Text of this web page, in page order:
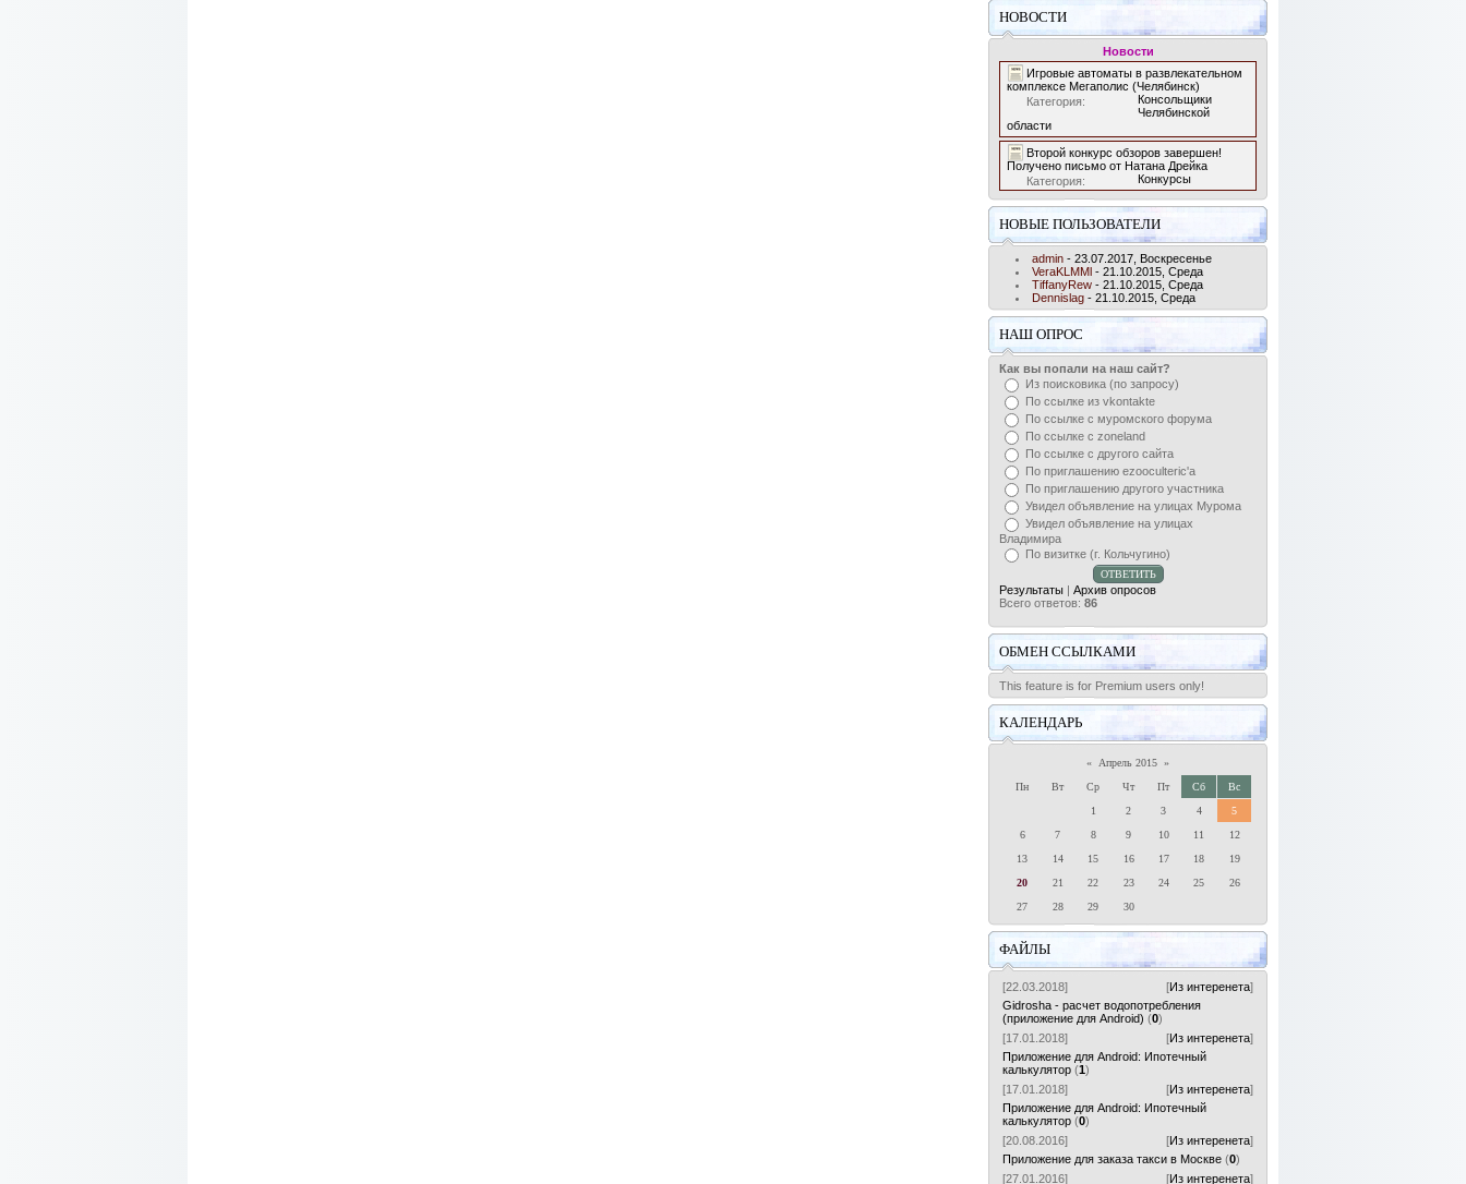
НОВОСТИ
Новости
Игровые автоматы в развлекательном
комплексе Мегаполис (Челябинск)
Категория:
Консольщики
Челябинской
области
Второй конкурс обзоров завершен!
Получено письмо от Натана Дрейка
Категория:
Конкурсы
НОВЫЕ ПОЛЬЗОВАТЕЛИ
admin - 23.07.2017, Воскресенье
VeraKLMMl - 21.10.2015, Среда
TiffanyRew - 21.10.2015, Среда
Dennislag - 21.10.2015, Среда
НАШ ОПРОС
Как вы попали на наш сайт?
Из поисковика (по запросу)
По ссылке из vkontakte
По ссылке с муромского форума
По ссылке с zoneland
По ссылке с другого сайта
По приглашению ezooculteric'а
По приглашению другого участника
Увидел объявление на улицах Мурома
Увидел объявление на улицах
Владимира
По визитке (г. Кольчугино)
Результаты | Архив опросов
Всего ответов: 86
ОБМЕН ССЫЛКАМИ
This feature is for Premium users only!
КАЛЕНДАРЬ
« Апрель 2015 »
Пн
Вт Ср Чт Пт Сб
Вс
1
2 3 4
5
6
7 8 9 10 11
12
13
14 15 16 17 18
19
20
21 22 23 24 25
26
27
28 29 30
ФАЙЛЫ
[22.03.2018] [Из интеренета]
Gidrosha - расчет водопотребления
(приложение для Android) (0)
[17.01.2018]
[Из интеренета]
Приложение для Android: Ипотечный
калькулятор (1)
[17.01.2018]
[Из интеренета]
Приложение для Android: Ипотечный
калькулятор (0)
[20.08.2016]
[Из интеренета]
Приложение для заказа такси в Москве (0)
[27.01.2016]
[Из интеренета]